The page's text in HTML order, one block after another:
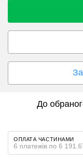
До
ОПЛАТА ЧАСТИНАМИ
6 платежів по 6